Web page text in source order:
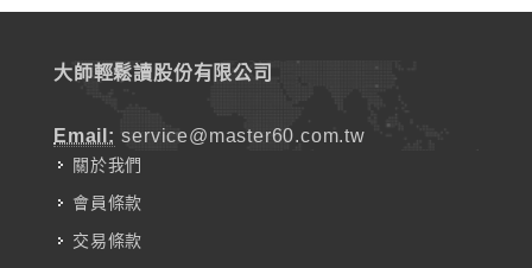
大師輕鬆讀股份有限公司
Email: service@master60.com.tw
關於我們
會員條款
交易條款